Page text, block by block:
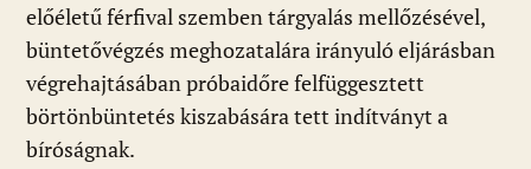
előéletű férfival szemben tárgyalás mellőzésével,
büntetővégzés meghozatalára irányuló eljárásban
végrehajtásában próbaidőre felfüggesztett
börtönbüntetés kiszabására tett indítványt a
bíróságnak.